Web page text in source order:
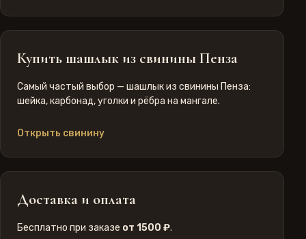
Купить шашлык из свинины Пенза
Самый частый выбор — шашлык из свинины Пенза:
шейка, карбонад, уголки и рёбра на мангале.
Открыть свинину
Доставка и оплата
Бесплатно при заказе от 1500 ₽.